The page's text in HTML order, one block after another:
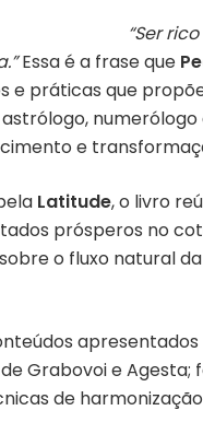
“Ser
Essaé a frase que
e práticas que
numerólogo
e
Latitude, o livro
prósperos no
o fluxo natural
Grabovoi e
de